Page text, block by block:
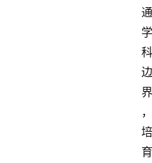
通
学
科
边
界
，
培
育